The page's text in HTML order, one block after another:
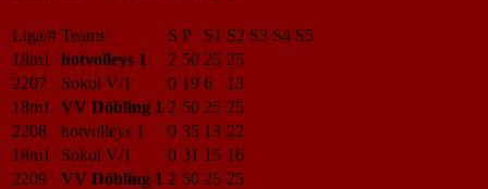
Liga/# Teams S P S1 S2 S3 S4 S5
18m1
hotvolleys 1 2 50 25 25
2207
Sokol V/1 0 19 6
13
18m1
VV Döbling 1 2 50 25 25
2208
hotvolleys 1 0 35 13 22
18m1
Sokol V/1 0 31 15 16
2209
VV Döbling 1 2 50 25 25